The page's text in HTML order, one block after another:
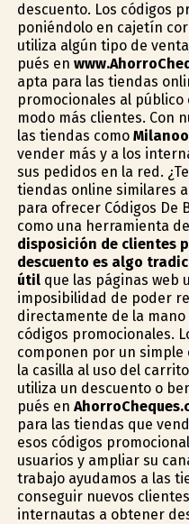
descuento. Los códigos
poniéndolo en cajetín
utiliza algún tipo de
pués en
apta para las tiendas
promocionales al
modo más clientes. Con
las tiendas como Milanoo
vender más y a los
sus pedidos en la red.
tiendas online similares
para ofrecer Códigos De
como una herramienta
disposición de clientes
descuento es algo
útilque las páginas web
imposibilidad de poder
directamente de la
códigos promocionales.
componen por un
la casilla al uso del
utiliza un descuento o
pués en
para las tiendas que
esos códigos
usuarios y ampliar su
trabajo ayudamos a las
conseguir nuevos
internautas a obtener